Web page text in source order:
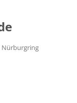
Nürburgring